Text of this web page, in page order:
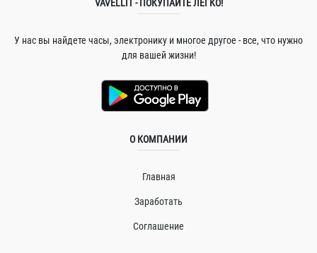
VAVELLIT - ПОКУПАЙТЕ ЛЕГКО!
У нас вы найдете часы, электронику и многое другое - все, что нужно
для вашей жизни!
О КОМПАНИИ
Главная
Заработать
Соглашение